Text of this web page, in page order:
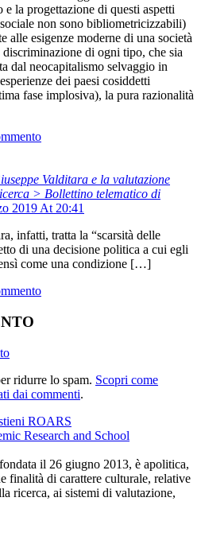
la progettazione di questi aspetti
non sono bibliometricizzabili)
alle esigenze moderne di una società
di ogni tipo, che sia
dal neocapitalismo selvaggio in
dei paesi cosiddetti
fase implosiva), la pura razionalità
Valditara e la valutazione
> Bollettino telematico di
2019 At 20:41
infatti, tratta la “scarsità delle
di una decisione politica a cui egli
come una condizione […]
ridurre lo spam. Scopri come
dai commenti.
il 26 giugno 2013, è apolitica,
finalità di carattere culturale, relative
ricerca, ai sistemi di valutazione,